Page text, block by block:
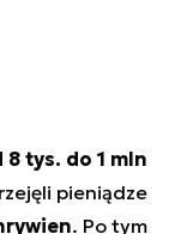
8 tys. do 1 mln
pieniądze
. Po tym